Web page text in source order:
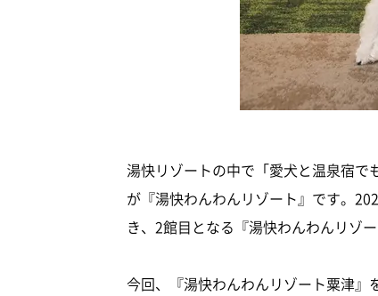
湯快リゾートの中で「愛犬と温泉宿
が『湯快わんわんリゾート』です。
き、2館目となる『湯快わんわんリゾ
今回、『湯快わんわんリゾート粟津